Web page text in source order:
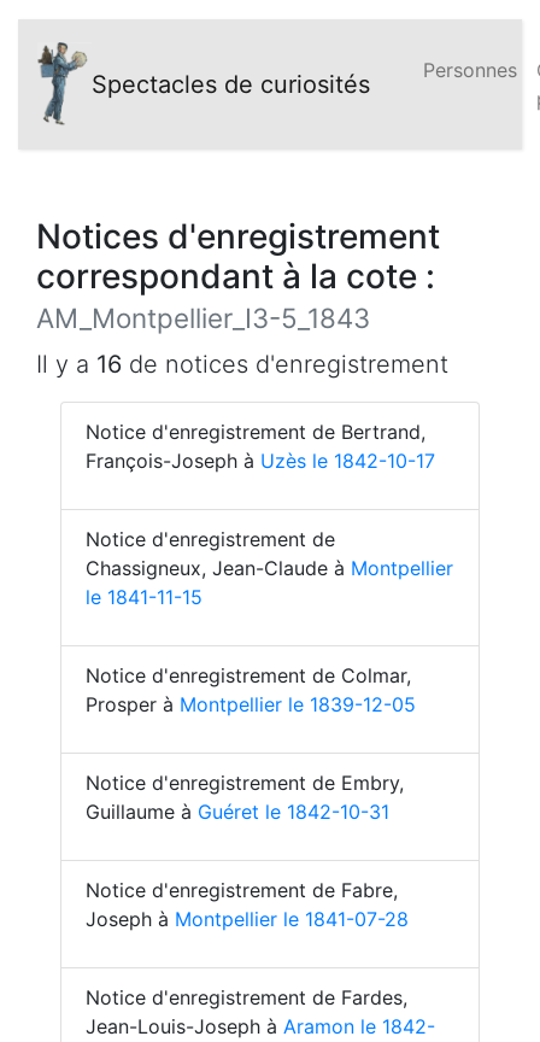
Spectacles de curiosités Personnes
Notices d'enregistrement
correspondant à la cote :
AM_Montpellier_I3-5_1843
Il y a 16 de notices d'enregistrement
Notice d'enregistrement de Bertrand,
François-Joseph à Uzès le 1842-10-17
Notice d'enregistrement de
Chassigneux, Jean-Claude à Montpellier
le 1841-11-15
Notice d'enregistrement de Colmar,
Prosper à Montpellier le 1839-12-05
Notice d'enregistrement de Embry,
Guillaume à Guéret le 1842-10-31
Notice d'enregistrement de Fabre,
Joseph à Montpellier le 1841-07-28
Notice d'enregistrement de Fardes,
Jean-Louis-Joseph à Aramon le 1842-